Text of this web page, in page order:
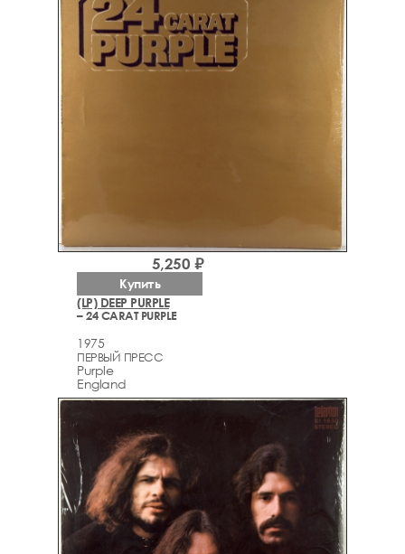
(LP) DEEP PURPLE
– 24 CARAT PURPLE
1975
ПЕРВЫЙ ПРЕСС
Purple
England
5,250 ₽
Купить